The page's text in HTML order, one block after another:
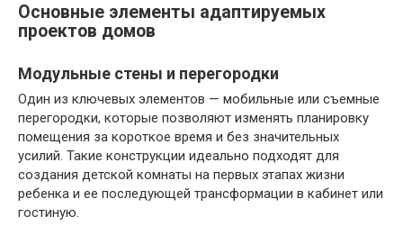
Основные элементы адаптируемых
проектов домов
Модульные стены и перегородки
Один из ключевых элементов — мобильные или съемные
перегородки, которые позволяют изменять планировку
помещения за короткое время и без значительных
усилий. Такие конструкции идеально подходят для
создания детской комнаты на первых этапах жизни
ребенка и ее последующей трансформации в кабинет или
гостиную.